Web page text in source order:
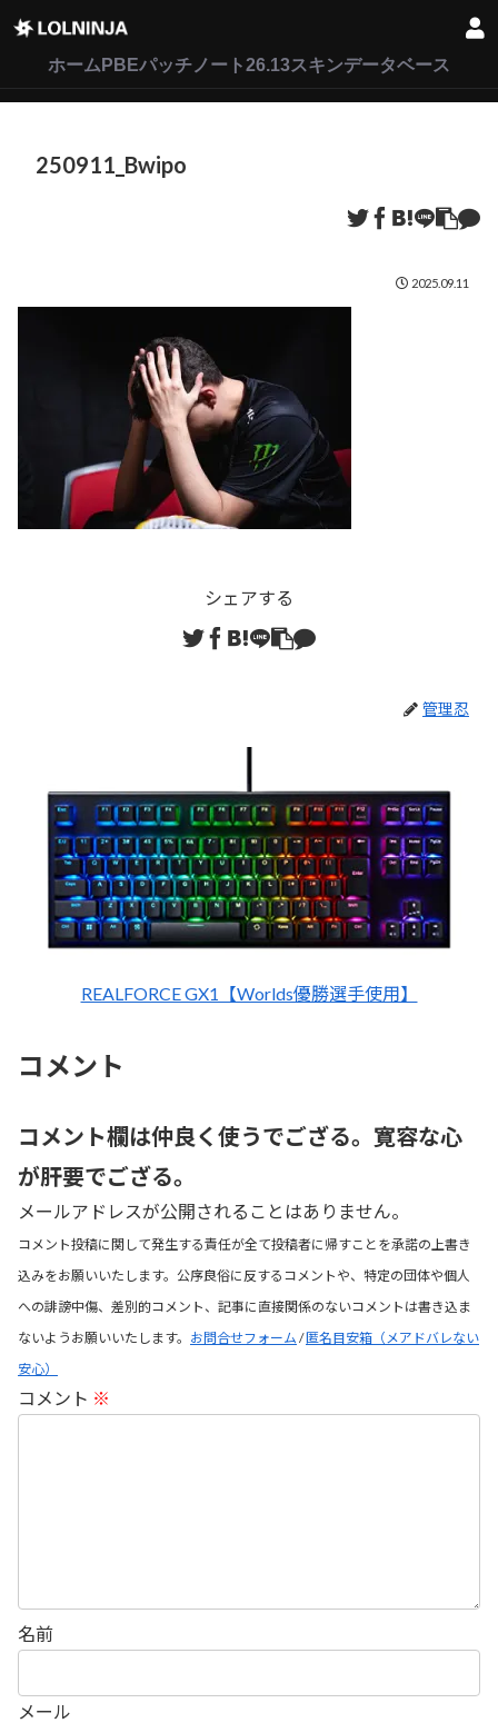
ホーム PBEパッチノート26.13スキンデータベース
250911_Bwipo
2025.09.11
シェアする
管理忍
REALFORCE GX1【Worlds優勝選手使用】
コメント
コメント欄は仲良く使うでござる。寛容な心
が肝要でござる。
メールアドレスが公開されることはありません。
コメント投稿に関して発生する責任が全て投稿者に帰すことを承諾の上書き
込みをお願いいたします。公序良俗に反するコメントや、特定の団体や個人
への誹謗中傷、差別的コメント、記事に直接関係のないコメントは書き込ま
ないようお願いいたします。 お問合せフォーム /匿名目安箱（メアドバレない
安心）
コメント ※
名前
メール